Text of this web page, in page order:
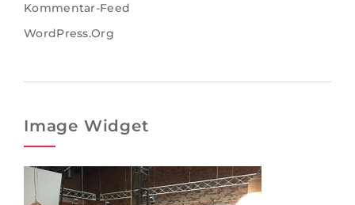
Kommentar-Feed
WordPress.org
Image Widget